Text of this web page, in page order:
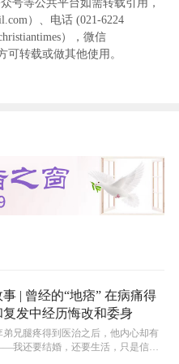
号等公共平台如需转载引用，
）、电话 (021-6224
），微信
可转载或做其他使用。
| 曾经的“地痞” 在病痛得
复发中经历悔改和委身
弟兄腿疼得到医治之后，他内心却有
我还要结婚，还要生活，只是信主